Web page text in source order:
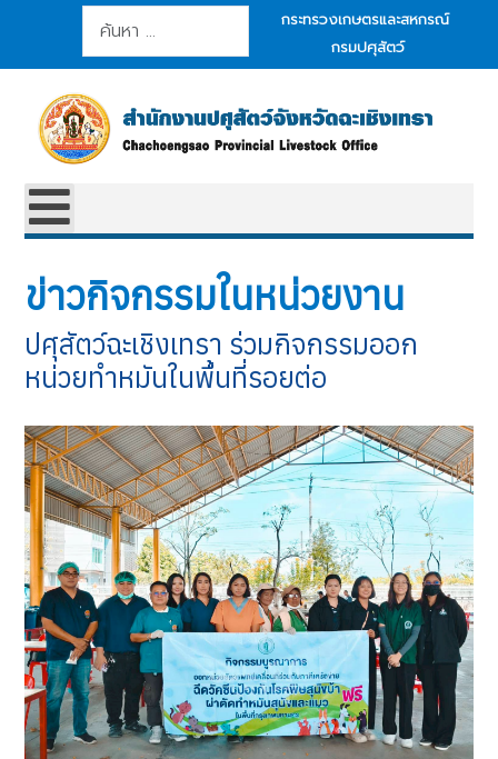
การค้นหา
กระทรวงเกษตรและสหกรณ์
กรมปศุสัตว์
ข่าวกิจกรรมในหน่วยงาน
ปศุสัตว์ฉะเชิงเทรา ร่วมกิจกรรมออก
หน่วยทำหมันในพื้นที่รอยต่อ